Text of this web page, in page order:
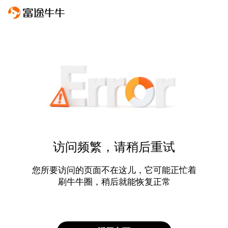
访问频繁，请稍后重试
您所要访问的页面不在这儿，它可能正忙着
刷牛牛圈，稍后就能恢复正常